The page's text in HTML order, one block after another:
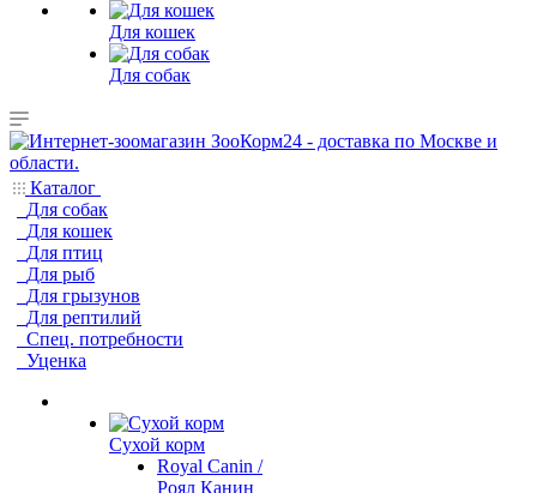
Для кошек
Для собак
Каталог
Для собак
Для кошек
Для птиц
Для рыб
Для грызунов
Для рептилий
Спец. потребности
Уценка
Сухой корм
Royal Canin /
Роял Канин